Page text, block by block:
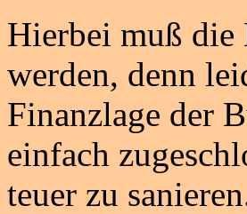
Hierbei muß die
werden, denn
Finanzlage der
einfach
teuer zu